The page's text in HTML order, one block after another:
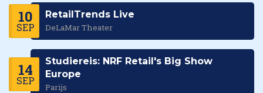
10
SEP
RetailTrends Live
DeLaMar Theater
14
SEP
Studiereis: NRF Retail's Big Show
Europe
Parijs